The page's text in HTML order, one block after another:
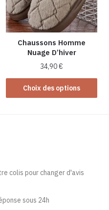
être
choisies
sur
la
page
du
produit
Chaussons Homme
Nuage D’hiver
34,90€
Choix des options
Ce
produit
peuvent
être
colis pour changer d'avis
sous 24h